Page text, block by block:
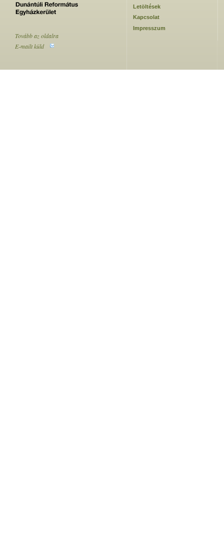
Letöltések
Kapcsolat
Impresszum
Tovább az oldalra
E-mailt küld